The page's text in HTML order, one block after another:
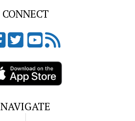
CONNECT
NAVIGATE